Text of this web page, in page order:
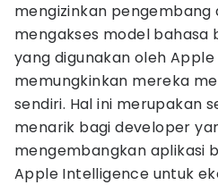
mengizinkan pengembang
mengakses model
yang digunakan oleh
memungkinkan mereka
sendiri. Hal ini merupakan
menarik bagi developer
mengembangkan aplikasi
Apple Intelligence untuk